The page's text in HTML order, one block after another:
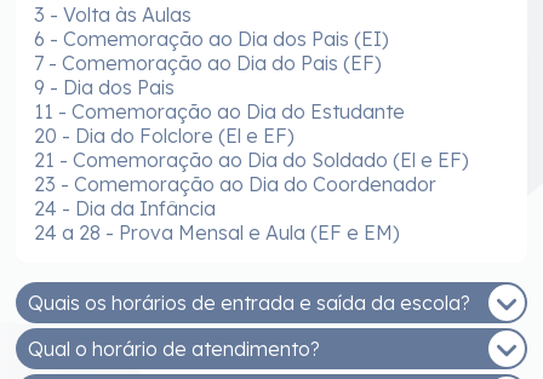
3 - Volta às Aulas
6 - Comemoração ao Dia dos Pais (EI)
7 - Comemoração ao Dia do Pais (EF)
9 - Dia dos Pais
11 - Comemoração ao Dia do Estudante
20 - Dia do Folclore (El e EF)
21 - Comemoração ao Dia do Soldado (El e EF)
23 - Comemoração ao Dia do Coordenador
24 - Dia da Infância
24 a 28 - Prova Mensal e Aula (EF e EM)
Quais os horários de entrada e saída da escola?
EDUCAÇÃO INFANTIL - MANHÃ
Qual o horário de atendimento?